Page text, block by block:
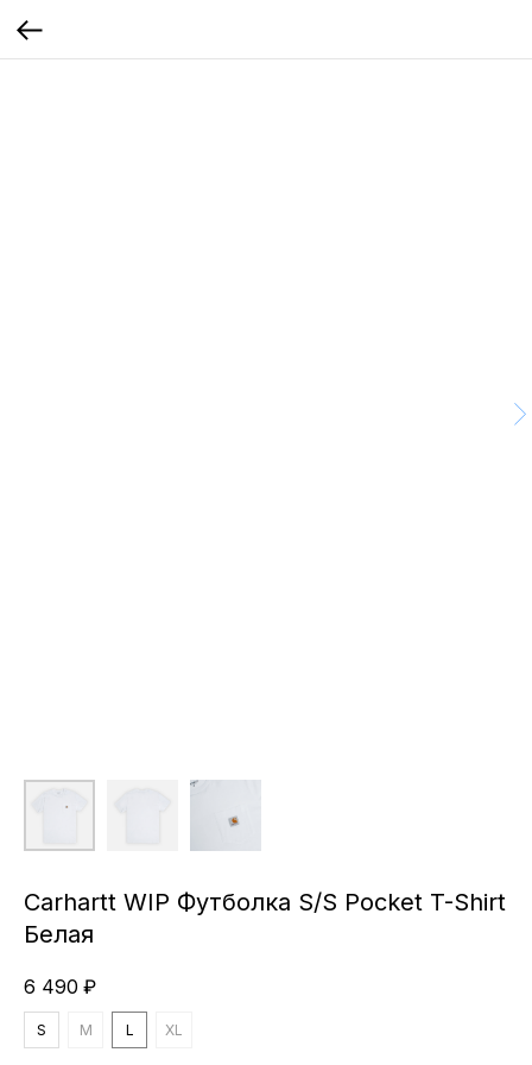
Carhartt WIP Футболка S/S Pocket T-Shirt
Белая
6 490 ₽
S M L XL